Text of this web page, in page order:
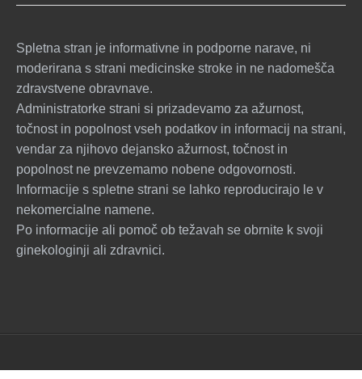
Spletna stran je informativne in podporne narave, ni
moderirana s strani medicinske stroke in ne nadomešča
zdravstvene obravnave.
Administratorke strani si prizadevamo za ažurnost,
točnost in popolnost vseh podatkov in informacij na strani,
vendar za njihovo dejansko ažurnost, točnost in
popolnost ne prevzemamo nobene odgovornosti.
Informacije s spletne strani se lahko reproducirajo le v
nekomercialne namene.
Po informacije ali pomoč ob težavah se obrnite k svoji
ginekologinji ali zdravnici.